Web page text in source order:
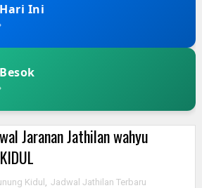
Ini
Jaranan Jathilan wahyu
Kidul Jadwal Jathilan Terbaru